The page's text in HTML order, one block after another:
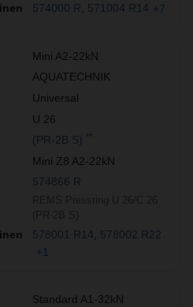
574000 R 571004 R14 +7
Mini A2-22kN
AQUATECHNIK
Universal
U 26
(PR-2B S)
Mini Z8 A2-22kN
574866 R
578001 R14
578002 R22
+1
Standard A1-32kN